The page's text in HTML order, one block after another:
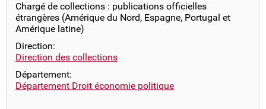
Chargé de collections : publications officielles
étrangères (Amérique du Nord, Espagne, Portugal et
Amérique latine)
Direction:
Direction des collections
Département:
Département Droit économie politique